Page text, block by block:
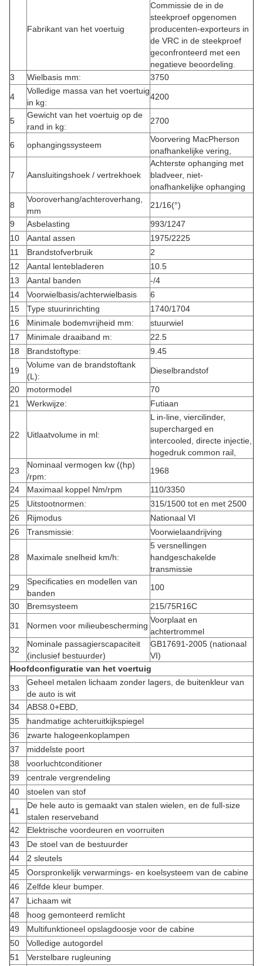
Fabrikant van het voertuig
Commissie de in de
steekproef opgenomen
producenten-exporteurs in
de VRC in de steekproef
geconfronteerd met een
negatieve beoordeling.
3
Wielbasis mm: 3750
4
Volledige massa van het voertuig
in kg:
4200
5
Gewicht van het voertuig op de
rand in kg:
2700
6 ophangingssysteem
Voorvering MacPherson
onafhankelijke vering,
7 Aansluitingshoek / vertrekhoek
Achterste ophanging met
bladveer, niet-
onafhankelijke ophanging
8
Vooroverhang/achteroverhang,
mm
21/16(°)
9
Asbelasting
993/1247
10
Aantal assen
1975/2225
11
Brandstofverbruik
2
12
Aantal lentebladeren
10.5
13
Aantal banden
-/4
14
Voorwielbasis/achterwielbasis
6
15
Type stuurinrichting
1740/1704
16
Minimale bodemvrijheid mm:
stuurwiel
17
Minimale draaiband m:
22.5
18
Brandstoftype: 9.45
19
Volume van de brandstoftank
(L):
Dieselbrandstof
20
motormodel
70
21
Werkwijze: Futiaan
22 Uitlaatvolume in ml:
L in-line, viercilinder,
supercharged en
intercooled, directe injectie,
hogedruk common rail,
23
Nominaal vermogen kw ((hp)
/rpm:
1968
24
Maximaal koppel Nm/rpm
110/3350
25
Uitstootnormen:
315/1500 tot en met 2500
26
Rijmodus
Nationaal VI
26
Transmissie: Voorwielaandrijving
28 Maximale snelheid km/h:
5 versnellingen
handgeschakelde
transmissie
29
Specificaties en modellen van
banden
100
30
Bremsysteem 215/75R16C
31 Normen voor milieubescherming
Voorplaat en
achtertrommel
32
Nominale passagierscapaciteit
(inclusief bestuurder)
GB17691-2005 (nationaal
VI)
Hoofdconfiguratie van het voertuig
33
Geheel metalen lichaam zonder lagers, de buitenkleur van
de auto is wit
34
ABS8.0+EBD,
35
handmatige achteruitkijkspiegel
36
zwarte halogeenkoplampen
37
middelste poort
38
voorluchtconditioner
39
centrale vergrendeling
40
stoelen van stof
41
De hele auto is gemaakt van stalen wielen, en de full-size
stalen reserveband
42
Elektrische voordeuren en voorruiten
43
De stoel van de bestuurder
44
2 sleutels
45
Oorspronkelijk verwarmings- en koelsysteem van de cabine
46
Zelfde kleur bumper.
47
Lichaam wit
48
hoog gemonteerd remlicht
49
Multifunktioneel opslagdoosje voor de cabine
50
Volledige autogordel
51
Verstelbare rugleuning